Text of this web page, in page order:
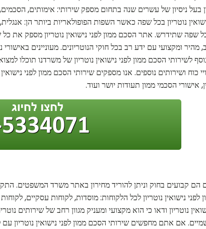
בעל ניסיון של עשרים שנה בתחום מספק שירותי: אימותים,
נוטריון בכל שפה כאשר השפות הפופולאריות ביותר הן:
שפה שתידרש. אתר הסכם ממון לפני נישואין נוטריון מספק את כל
ומקצועי עם ידע רב בכל חוקי הנוטריונים. מעוניינים
לשירותי הסכם ממון לפני נישואין נוטריון של משרדנו תוכלו
ושירותים נוספים. אנו מספקים שירותי הסכם ממון לפני
אישורי הסכמי ממון תעודות יושר ועוד.
הם קבועים בחוק וניתן להוריד מחירון באתר משרד המשפטים.
נישואין נוטריון לכל הלקוחות: מוסדות, לקוחות עסקיים,
נוטריון ודאו כי הוא מקצועי ומעניק מגוון רחב של שירותים
אם אתם מחפשים שירותי הסכם ממון לפני נישואין נוטריון עם